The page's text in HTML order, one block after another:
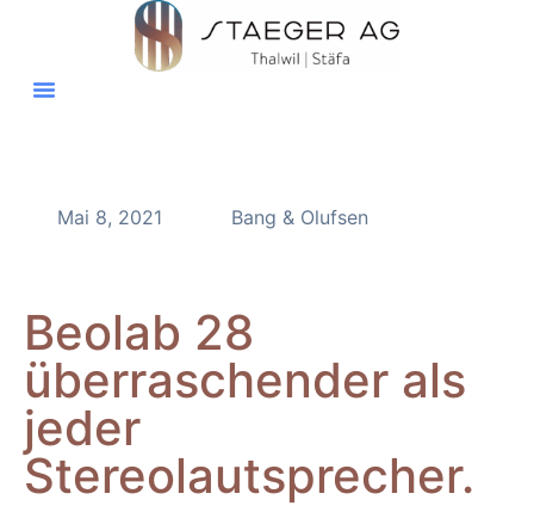
Mai 8, 2021 Bang & Olufsen
Beolab 28
überraschender als
jeder
Stereolautsprecher.